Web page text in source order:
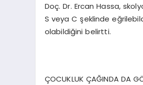
Doç. Dr. Ercan Hassa,
S veya C şeklinde
olabildiğini belirtti.
ÇOCUKLUK ÇAĞINDA DA